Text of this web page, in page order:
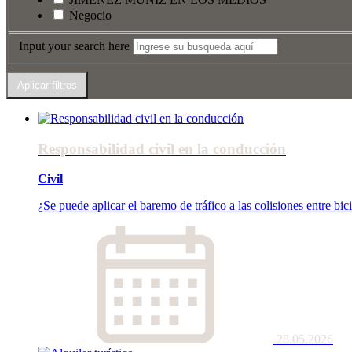
Negocio
Input your search here
Responsabilidad civil en la conducción
Civil
¿Se puede aplicar el baremo de tráfico a las colisiones entre
28.05.2026